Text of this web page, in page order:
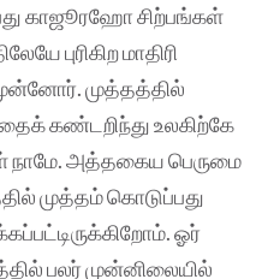
காஜூரஹோ சிற்பங்கள்
புரிகிற மாதிரி
முத்தத்தில்
கண்டறிந்து உலகிற்கே
நாமே. அத்தகைய பெருமை
முத்தம் கொடுப்பது
ஓர்
பலர் முன்னிலையில்